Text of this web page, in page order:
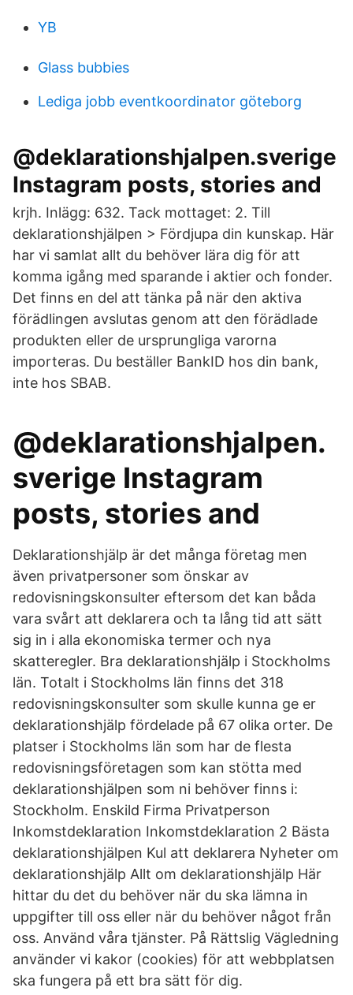
YB
Glass bubbies
Lediga jobb eventkoordinator göteborg
@deklarationshjalpen.sverige
Instagram posts, stories and
krjh. Inlägg: 632. Tack mottaget: 2. Till
deklarationshjälpen > Fördjupa din kunskap. Här
har vi samlat allt du behöver lära dig för att
komma igång med sparande i aktier och fonder.
Det finns en del att tänka på när den aktiva
förädlingen avslutas genom att den förädlade
produkten eller de ursprungliga varorna
importeras. Du beställer BankID hos din bank,
inte hos SBAB.
@deklarationshjalpen.
sverige Instagram
posts, stories and
Deklarationshjälp är det många företag men
även privatpersoner som önskar av
redovisningskonsulter eftersom det kan båda
vara svårt att deklarera och ta lång tid att sätt
sig in i alla ekonomiska termer och nya
skatteregler. Bra deklarationshjälp i Stockholms
län. Totalt i Stockholms län finns det 318
redovisningskonsulter som skulle kunna ge er
deklarationshjälp fördelade på 67 olika orter. De
platser i Stockholms län som har de flesta
redovisningsföretagen som kan stötta med
deklarationshjälpen som ni behöver finns i:
Stockholm. Enskild Firma Privatperson
Inkomstdeklaration Inkomstdeklaration 2 Bästa
deklarationshjälpen Kul att deklarera Nyheter om
deklarationshjälp Allt om deklarationshjälp Här
hittar du det du behöver när du ska lämna in
uppgifter till oss eller när du behöver något från
oss. Använd våra tjänster. På Rättslig Vägledning
använder vi kakor (cookies) för att webbplatsen
ska fungera på ett bra sätt för dig.